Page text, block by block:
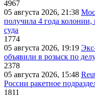
4967
05 августа 2026, 21:38
получила 4 года
суда
1774
05 августа 2026, 19:19
объявили в розыск по
2378
05 августа 2026, 15:48
России ракетное
1811